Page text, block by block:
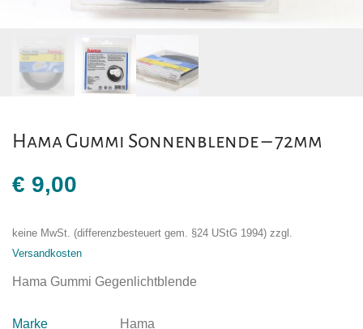
Hama Gummi Sonnenblende – 72mm
€ 9,00
keine MwSt. (differenzbesteuert gem. §24 UStG 1994) zzgl.
Versandkosten
Hama Gummi Gegenlichtblende
Marke
Hama